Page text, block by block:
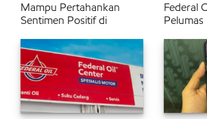
Mampu Pertahankan
Sentimen Positif di
Federal
Pelumas